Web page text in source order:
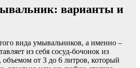
варианты и
вида умывальников, а именно –
из себя сосуд-бочонок из
объемом от 3 до 6 литров, который